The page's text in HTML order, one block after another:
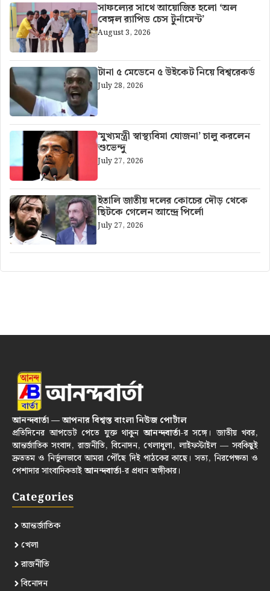
সাফল্যের সাথে আয়োজিত হলো ‘অল
বেঙ্গল র‍্যাপিড চেস টুর্নামেন্ট’
August 3, 2026
টানা ৫ মেডেনে ৫ উইকেট নিয়ে বিশ্বরেকর্ড
July 28, 2026
‘মুখ্যমন্ত্রী স্বাস্থ্যবিমা যোজনা’ চালু করলেন
শুভেন্দু
July 27, 2026
ইতালি জাতীয় দলের কোচের দৌড় থেকে
ছিটকে গেলেন আন্দ্রে পির্লো
July 27, 2026
আনন্দবার্তা — আপনার বিশ্বস্ত বাংলা নিউজ পোর্টাল
প্রতিদিনের আপডেট পেতে যুক্ত থাকুনআনন্দবার্তা-র সঙ্গে। জাতীয় খবর,
আন্তর্জাতিক সংবাদ, রাজনীতি, বিনোদন, খেলাধুলা, লাইফস্টাইল — সবকিছুই
দ্রুততম ও নির্ভুলভাবে আমরা পৌঁছে দিই পাঠকের কাছে। সত্য, নিরপেক্ষতা ও
পেশাদার সাংবাদিকতাইআনন্দবার্তা-র প্রধান অঙ্গীকার।
Categories
আন্তর্জাতিক
খেলা
রাজনীতি
বিনোদন